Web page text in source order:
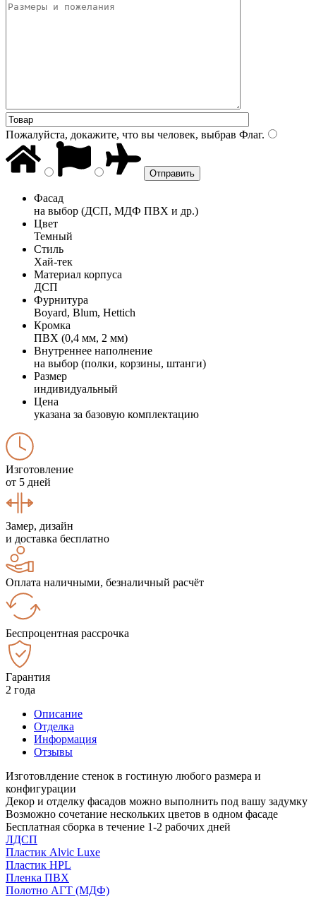
Пожалуйста, докажите, что вы человек, выбрав Флаг.
Фасад
на выбор (ДСП, МДФ ПВХ и др.)
Цвет
Темный
Стиль
Хай-тек
Материал корпуса
ДСП
Фурнитура
Boyard, Blum, Hettich
Кромка
ПВХ (0,4 мм, 2 мм)
Внутреннее наполнение
на выбор (полки, корзины, штанги)
Размер
индивидуальный
Цена
указана за базовую комплектацию
Изготовление
от 5 дней
Замер, дизайн
и доставка бесплатно
Оплата наличными, безналичный расчёт
Беспроцентная рассрочка
Гарантия
2 года
Описание
Отделка
Информация
Отзывы
Изготовлдение стенок в гостиную любого размера и
конфигурации
Декор и отделку фасадов можно выполнить под вашу задумку
Возможно сочетание нескольких цветов в одном фасаде
Бесплатная сборка в течение 1-2 рабочих дней
ЛДСП
Пластик Alvic Luxe
Пластик HPL
Пленка ПВХ
Полотно АГТ (МДФ)